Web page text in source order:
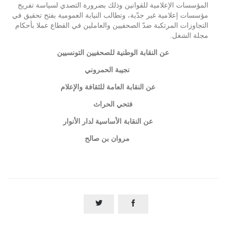
المؤسسات الإعلامية للقوانين وذلك بضرورة التصدي لسياسة تفريخ
مؤسسات إعلامية غير جدّية، وتطالب النيابة العمومية بفتح تحقيق في
التجاوزات المرتكبة ضدّ الصحفيين والعاملين في القطاع عملا بأحكام
مجلة الشغل.
عن النقابة الوطنية للصحفيين التونسيين
نجيبة الحمروني
عن النقابة العامة للثقافة والإعلام
فتحي الحراث
عن النقابة الأساسية لدار الأنوار
مروان بن صالح

